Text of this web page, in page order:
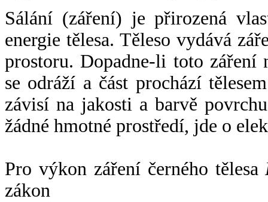
Sálání (záření) je přirozená
energie tělesa. Těleso vydává
prostoru. Dopadne-li toto záření
se odráží a část prochází
závisí na jakosti a barvě
žádné hmotné prostředí, jde o
Pro výkon záření černého tělesa
zákon